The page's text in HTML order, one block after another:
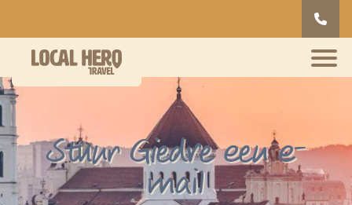
Stuur Giedre een e-
mail